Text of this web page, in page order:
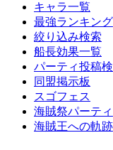
キャラ一覧
最強ランキング
絞り込み検索
船長効果一覧
パーティ投稿
同盟掲示板
スゴフェス
海賊祭パーティ
海賊王への軌跡